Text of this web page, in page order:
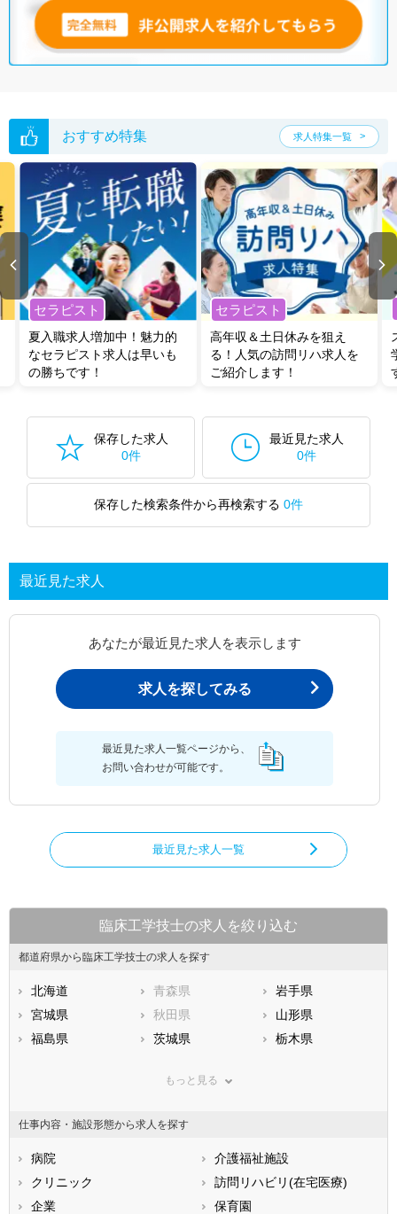
おすすめ特集 求人特集一覧
セラピスト
夏入職求人増加中！魅力的
なセラピスト求人は早いも
の勝ちです！
セラピスト
高年収＆土日休みを狙え
る！人気の訪問リハ求人を
ご紹介します！
保存した求人
0件
最近見た求人
0件
保存した検索条件から再検索する 0件
最近見た求人
あなたが最近見た求人を表示します
求人を探してみる
最近見た求人一覧ページから、
お問い合わせが可能です。
最近見た求人一覧
臨床工学技士の求人を絞り込む
都道府県から臨床工学技士の求人を探す
北海道 青森県
岩手県
宮城県
秋田県
山形県
福島県
茨城県
栃木県
神奈川県
石川県
福井県
静岡県
三重県
滋賀県
大阪府
兵庫県
もっと見る
仕事内容・施設形態から求人を探す
病院
介護福祉施設
クリニック
訪問リハビリ(在宅医療)
企業
保育園